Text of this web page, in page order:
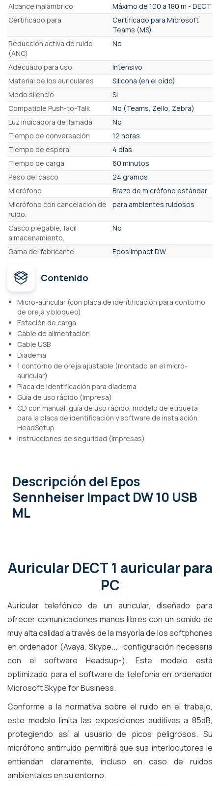
Alcance inalámbrico
Máximo de 100 a 180 m - DECT
Certificado para
Certificado para Microsoft
Teams (MS)
Reducción activa de ruido
(ANC)
No
Adecuado para uso
Intensivo
Material de los auriculares
Silicona (en el oído)
Modo silencio
Sí
Compatible Push-to-Talk
No (Teams, Zello, Zebra)
Luz indicadora de llamada
No
Tiempo de conversación
12 horas
Tiempo de espera
4 días
Tiempo de carga
60 minutos
Peso del casco
24 gramos
Micrófono
Brazo de micrófono estándar
Micrófono con cancelación de
ruido.
para ambientes ruidosos
Casco plegable, fácil
almacenamiento.
No
Gama del fabricante Epos Impact DW
Contenido
Micro-auricular (con placa de identificación para contorno
de oreja y bloqueo)
Estación de carga
Cable de alimentación
Cable USB
Diadema
1 contorno de oreja ajustable (montado en el micro-
auricular)
Placa de identificación para diadema
Guía de uso rápido (impresa)
CD con manual, guía de uso rápido, modelo de etiqueta
para la placa de identificación y software de instalación
HeadSetup
Instrucciones de seguridad (impresas)
Descripción del Epos
Sennheiser Impact DW 10 USB
ML
Auricular DECT 1 auricular para
PC
Auricular telefónico de un auricular, diseñado para
ofrecer comunicaciones manos libres con un sonido de
muy alta calidad a través de la mayoría de los softphones
en ordenador (Avaya, Skype... -configuración necesaria
con el software Headsup-). Este modelo está
optimizado para el software de telefonía en ordenador
Microsoft Skype for Business.
Conforme a la normativa sobre el ruido en el trabajo,
este modelo limita las exposiciones auditivas a 85dB,
protegiendo así al usuario de picos peligrosos. Su
micrófono antirruido permitirá que sus interlocutores le
entiendan claramente, incluso en caso de ruidos
ambientales en su entorno.